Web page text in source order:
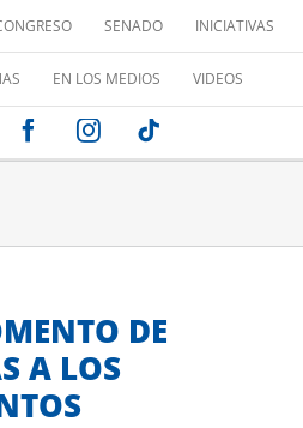
SENADO INICIATIVAS
EN LOS MEDIOS VIDEOS
FacebookInstagram
DE
A LOS